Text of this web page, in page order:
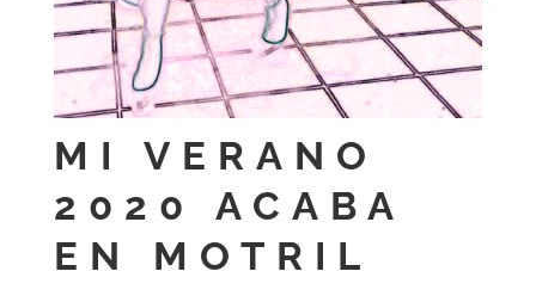
MI VERANO
2020 ACABA
EN MOTRIL